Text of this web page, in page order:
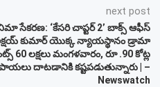
next post
సేకరణ: ‘కేసరి చాప్టర్ 2’ బాక్స్ ఆఫీస్
అక్షయ్ కుమార్ యొక్క న్యాయస్థానం డ్రామా
60 లక్షలు మంగళవారం, రూ .90 కోట్ల
దాటడానికి కష్టపడుతున్నారు | –
Newswatch